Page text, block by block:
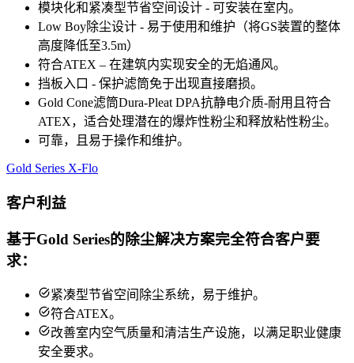
模块化和紧凑型节省空间设计 - 可安装在室内。
Low Boy除尘设计 - 易于使用和维护（将GS装置的整体
高度降低至3.5m）
符合ATEX – 在建筑内实现安全的无焰通风。
挡板入口 - 保护滤筒免于出现直接磨损。
Gold Cone滤筒Dura-Pleat DPA抗静电介质-耐用且符合
ATEX，适合处理潜在的爆炸性粉尘和释放粘性粉尘。
可靠，且易于操作和维护。
Gold Series X-Flo
客户利益
基于Gold Series的除尘解决方案完全符合客户要
求：
紧凑型节省空间除尘系统，易于维护。
符合ATEX。
改善室内空气质量和清洁生产设施，以满足职业健康
安全要求。